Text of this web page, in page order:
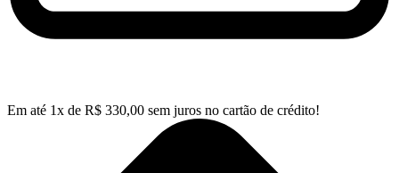
Em até 1x de R$ 330,00 sem juros no cartão de crédito!